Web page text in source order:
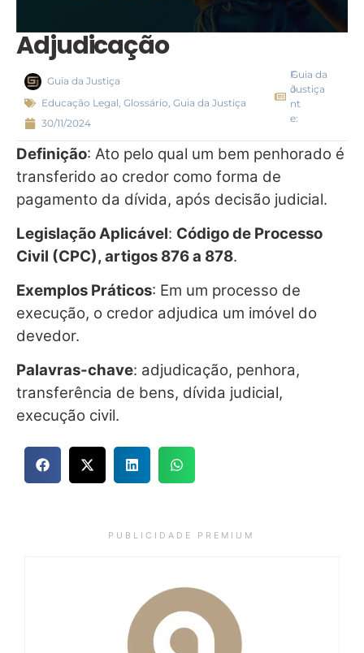
Adjudicação
Guia da Justiça
Educação Legal Glossário Guia da Justiça
30/11/2024
F
o
nt
e:
Guia da
Justiça
Definição: Ato pelo qual um bem penhorado é
transferido ao credor como forma de
pagamento da dívida, após decisão judicial.
Legislação Aplicável: Código de Processo
Civil (CPC), artigos 876 a 878.
Exemplos Práticos: Em um processo de
execução, o credor adjudica um imóvel do
devedor.
Palavras-chave: adjudicação, penhora,
transferência de bens, dívida judicial,
execução civil.
P U B L I C I D A D E P R E M I U M